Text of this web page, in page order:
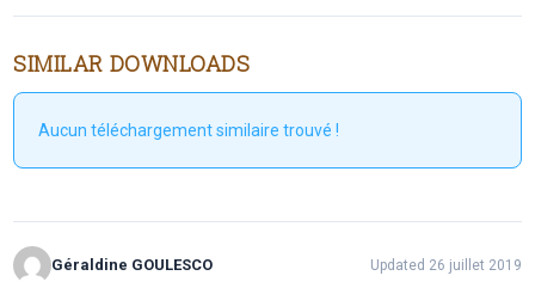
SIMILAR DOWNLOADS
Aucun téléchargement similaire trouvé !
Géraldine GOULESCO Updated 26 juillet 2019